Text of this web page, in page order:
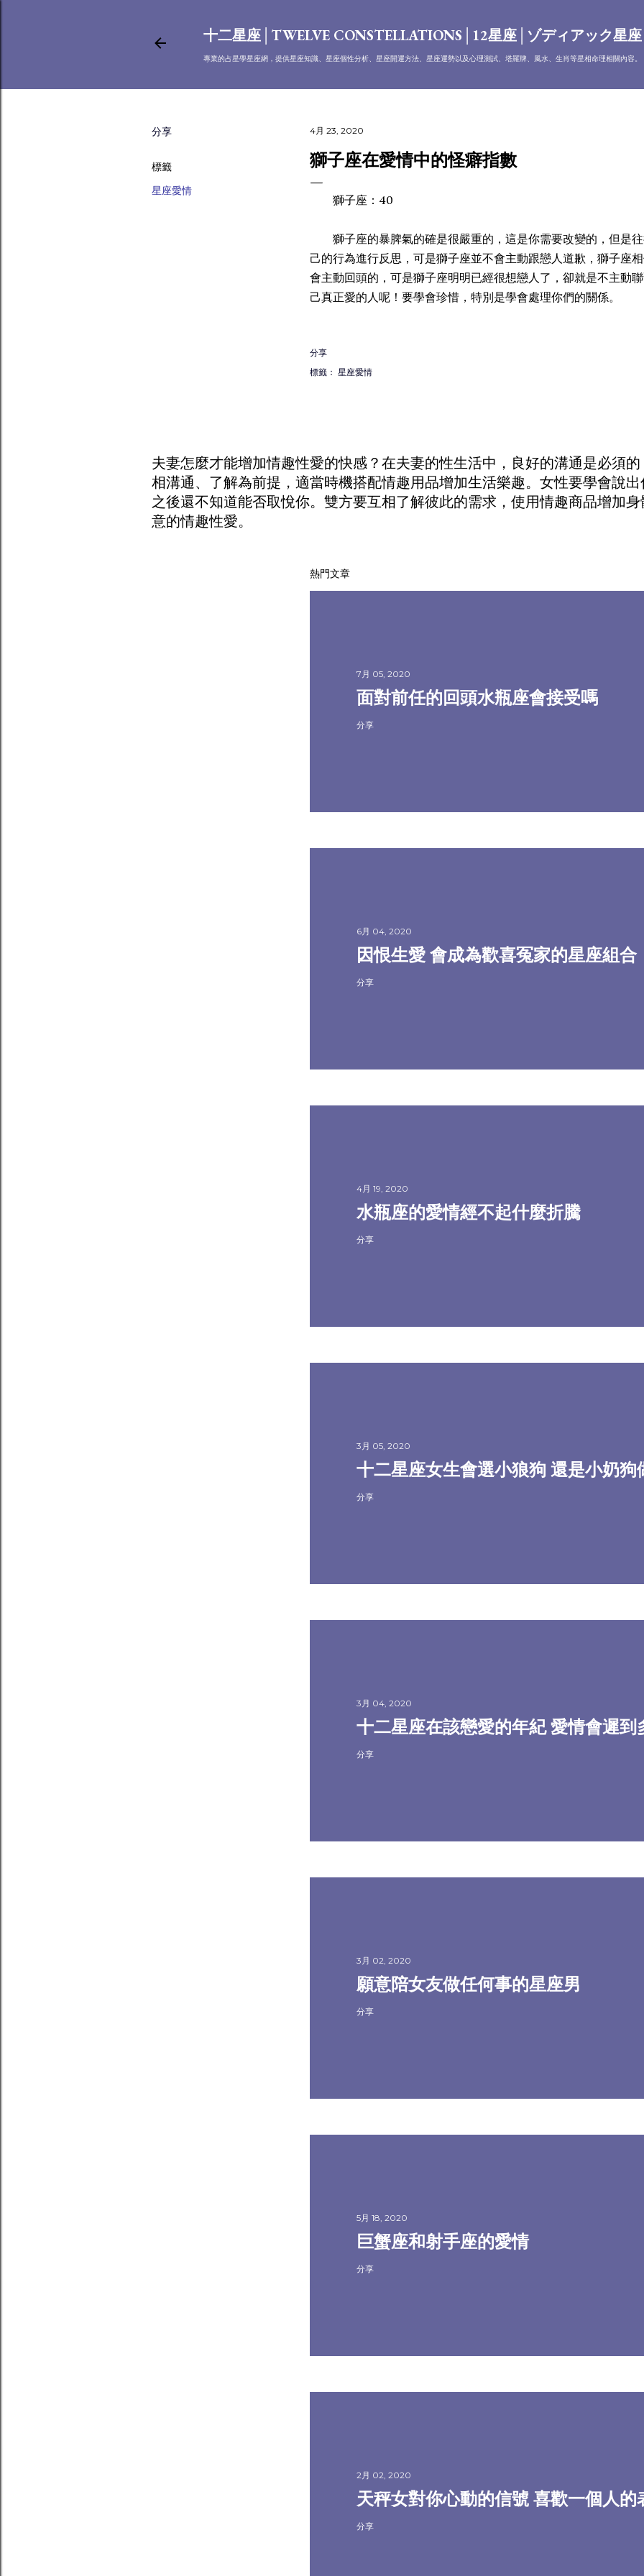
十二星座│TWELVE CONSTELLATIONS│12星座│ゾディアック星
專業的占星學星座網，提供星座知識、星座個性分析、星座開運方法、星座運勢以及心理測試、塔羅牌、風水、生肖等星相命理相關內容。
分享
標籤
星座愛情
4月 23, 2020
獅子座在愛情中的怪癖指數
獅子座：40
獅子座的暴脾氣的確是很嚴重的，這是你需要改變的，但是
己的行為進行反思，可是獅子座並不會主動跟戀人道歉，獅子座
會主動回頭的，可是獅子座明明已經很想戀人了，卻就是不主動
己真正愛的人呢！要學會珍惜，特別是學會處理你們的關係。
分享
標籤： 星座愛情
夫妻怎麼才能增加情趣性愛的快感？在夫妻的性生活中，良好的溝通是必須
相溝通、了解為前提，適當時機搭配情趣用品增加生活樂趣。女性要學會說
之後還不知道能否取悅你。雙方要互相了解彼此的需求，使用情趣商品增加
意的情趣性愛。
熱門文章
7月 05, 2020
面對前任的回頭水瓶座會接受嗎
分享
6月 04, 2020
因恨生愛 會成為歡喜冤家的星座組合
分享
4月 19, 2020
水瓶座的愛情經不起什麼折騰
分享
3月 05, 2020
十二星座女生會選小狼狗 還是小奶狗
分享
3月 04, 2020
十二星座在該戀愛的年紀 愛情會遲到
分享
3月 02, 2020
願意陪女友做任何事的星座男
分享
5月 18, 2020
巨蟹座和射手座的愛情
分享
2月 02, 2020
天秤女對你心動的信號 喜歡一個人的
分享